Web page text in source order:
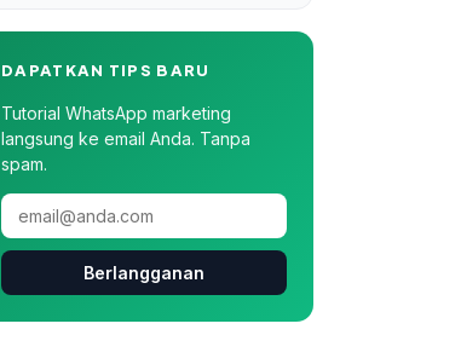
DAPATKAN TIPS BARU
Tutorial WhatsApp marketing
langsung ke email Anda. Tanpa
spam.
Berlangganan